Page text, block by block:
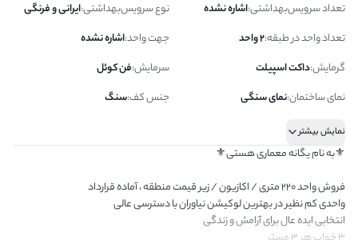
تعداد سرویس‌بهداشتی:اشاره نشده نوع سرویس‌بهداشتی:ایرانی و فرنگی
تعداد واحد در طبقه:2 واحد جهت واحد:اشاره نشده
گرمایش:داکت اسپیلت سرمایش:فن کوئل
نمای ساختمان:نمای سنگی جنس کف:سنگ
نمایش بیشتر
⚜️به نام یگانه معماری هستی⚜️
فروش واحد ۲۲۰ متری / اکازیون / زیر قیمت منطقه ، آماده قرارداد
واحدی کم نظیر در بهترین لوکیشن نیاوران با دسترسی عالی
انتخابی ایده عال برای آرامش و زندگی